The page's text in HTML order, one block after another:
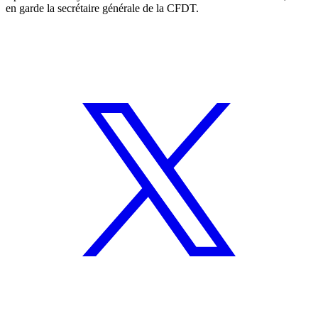
en garde la secrétaire générale de la CFDT.